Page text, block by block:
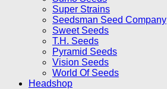
Super Strains
Seedsman Seed Company
Sweet Seeds
T.H. Seeds
Pyramid Seeds
Vision Seeds
World Of Seeds
Headshop